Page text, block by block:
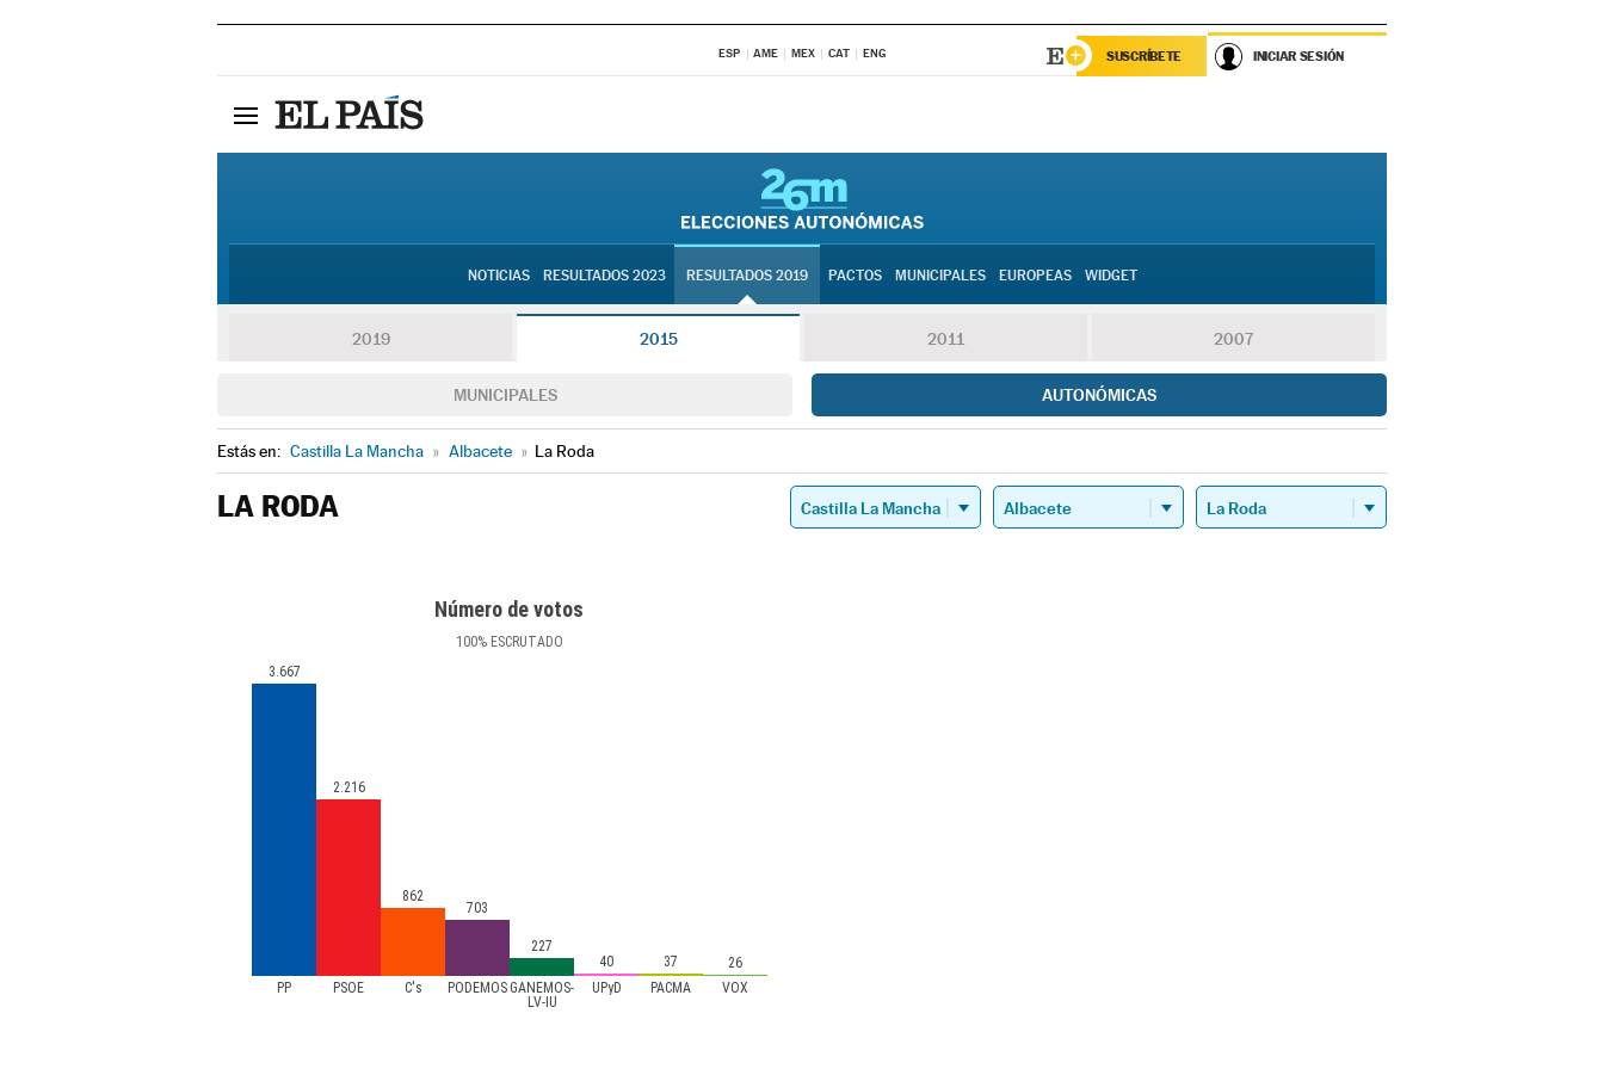
ESP AME MEX CAT ENG SUSCRÍBETE INICIAR SESIÓN
NOTICIAS RESULTADOS 2023 RESULTADOS 2019 PACTOS MUNICIPALES EUROPEAS WIDGET
2019 2015 2011 2007
MUNICIPALES AUTONÓMICAS
Estás en: Castilla La Mancha » Albacete » La Roda
LA RODA
Número de votos
100%ESCRUTADO
PP PSOE C's PODEMOS GANEMOS-
LV-IU
UPyD PACMA VOX
3.667
2.216
862
703
227
40
37 26